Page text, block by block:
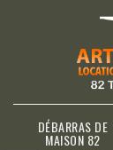
DÉBARRAS DE
MAISON 82